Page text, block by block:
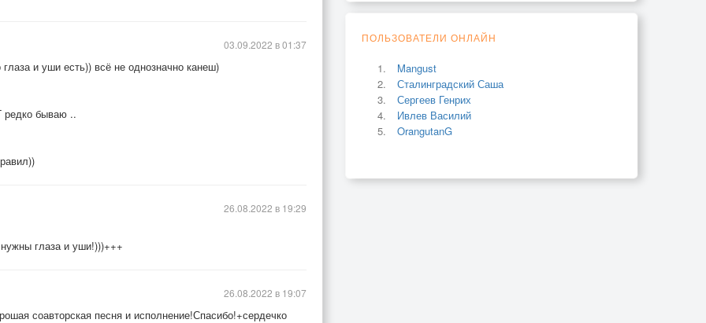
и уши есть)) всё не однозначно канеш)
редко бываю ..
03.09.2022 в 01:37
глаза и уши!)))+++
26.08.2022 в 19:29
соавторская песня и исполнение!Спасибо!+сердечко
26.08.2022 в 19:07
ПОЛЬЗОВАТЕЛИ ОНЛАЙН
Mangust
Сталинградский Саша
Сергеев Генрих
Ивлев Василий
OrangutanG